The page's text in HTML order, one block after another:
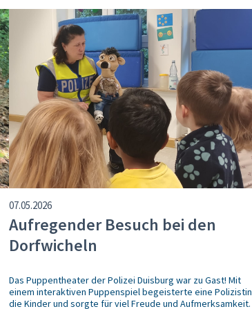
07.05.2026
Aufregender Besuch bei den
Dorfwicheln
Das Puppentheater der Polizei Duisburg war zu Gast! Mit
einem interaktiven Puppenspiel begeisterte eine Polizistin
die Kinder und sorgte für viel Freude und Aufmerksamkeit.